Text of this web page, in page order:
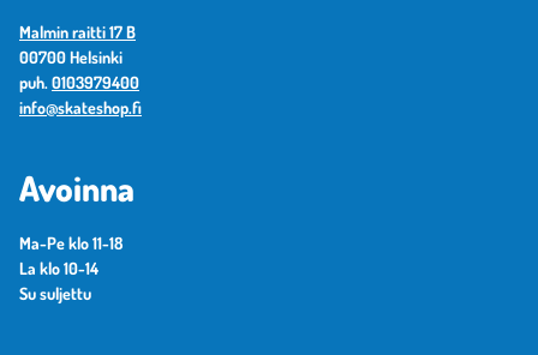
Malmin raitti 17 B
00700 Helsinki
puh. 0103979400
info@skateshop.fi
Avoinna
Ma-Pe klo 11-18
La klo 10-14
Su suljettu